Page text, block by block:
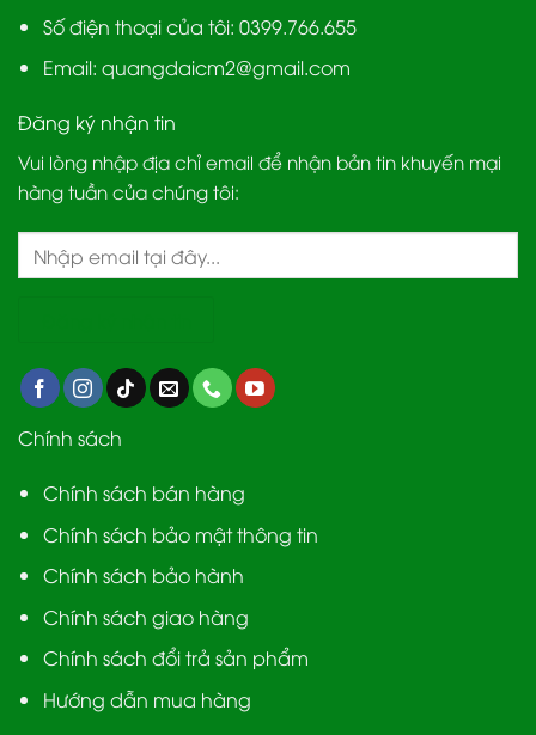
Số điện thoại của tôi: 0399.766.655
Email: quangdaicm2@gmail.com
Đăng ký nhận tin
Vui lòng nhập địa chỉ email để nhận bản tin khuyến mại
hàng tuần của chúng tôi:
Chính sách
Chính sách bán hàng
Chính sách bảo mật thông tin
Chính sách bảo hành
Chính sách giao hàng
Chính sách đổi trả sản phẩm
Hướng dẫn mua hàng